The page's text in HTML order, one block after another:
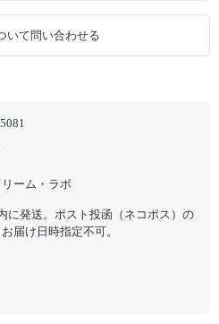
ーム・ラボ
に発送。ポスト投函（ネコポス）の
届け日時指定不可。
いて問い合わせる